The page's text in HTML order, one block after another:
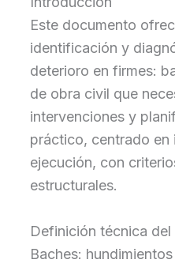
Este documento
identificación y
deterioro en firmes:
de obra civil que
intervenciones y
práctico, centrado en
ejecución, con
estructurales.
Definición técnica
Baches: